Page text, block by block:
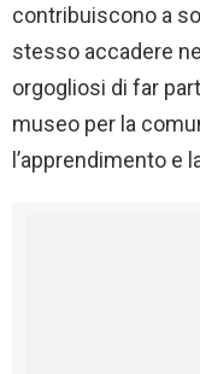
contribuiscono a
stesso accadere
orgogliosi di far
museo per la
l’apprendimento e